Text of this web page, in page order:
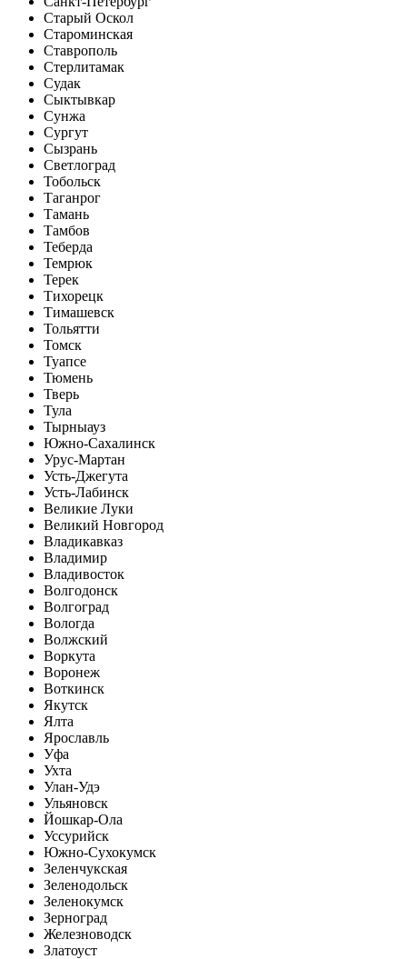
Старый Оскол
Староминская
Ставрополь
Стерлитамак
Судак
Сыктывкар
Сунжа
Сургут
Сызрань
Светлоград
Тобольск
Таганрог
Тамань
Тамбов
Теберда
Темрюк
Терек
Тихорецк
Тимашевск
Тольятти
Томск
Туапсе
Тюмень
Тверь
Тула
Тырныауз
Южно-Сахалинск
Урус-Мартан
Усть-Джегута
Усть-Лабинск
Великие Луки
Великий Новгород
Владикавказ
Владимир
Владивосток
Волгодонск
Волгоград
Вологда
Волжский
Воркута
Воронеж
Воткинск
Якутск
Ялта
Ярославль
Уфа
Ухта
Улан-Удэ
Ульяновск
Йошкар-Ола
Уссурийск
Южно-Сухокумск
Зеленчукская
Зеленодольск
Зеленокумск
Зерноград
Железноводск
Златоуст